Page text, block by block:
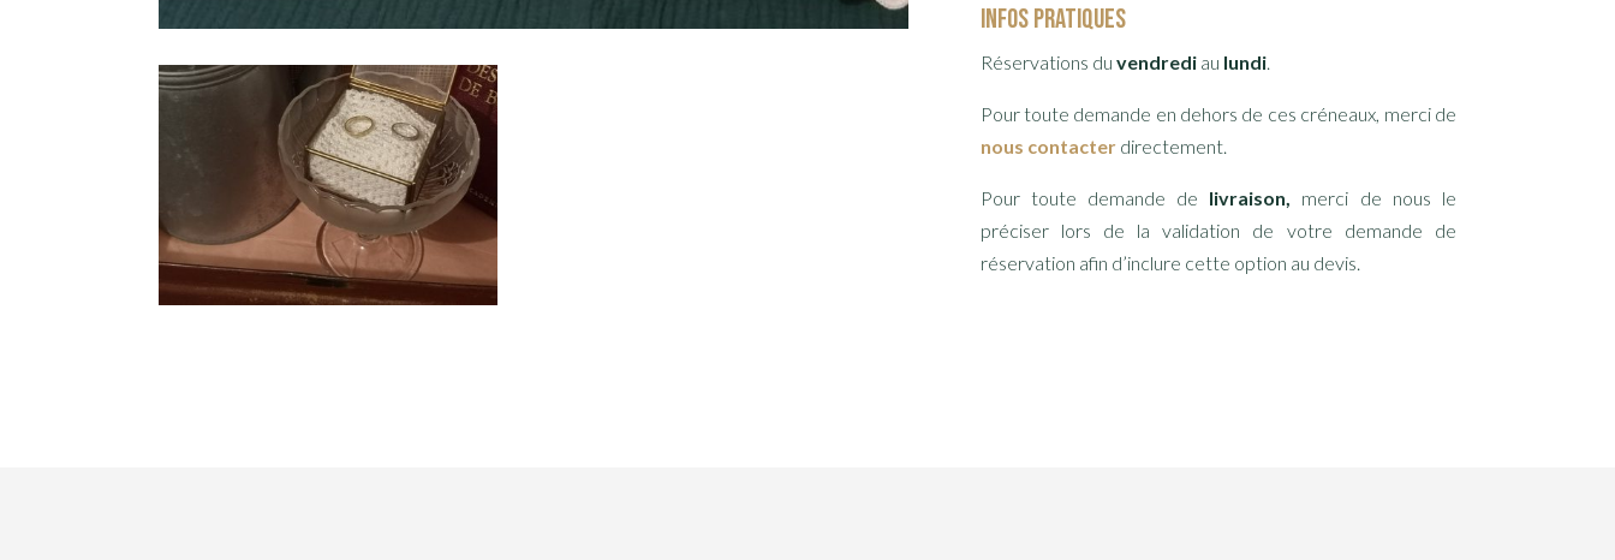
Infos pratiques
Réservations du vendrediau lundi.
Pour toute demande en dehors de ces créneaux, merci de
nous contacter directement.
Pour toute demande de livraison, merci de nous le
préciser lors de la validation de votre demande de
réservation afin d’inclure cette option au devis.